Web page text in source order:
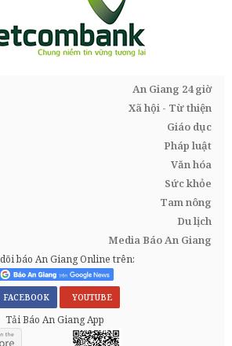
An Giang 24 giờ
Xã hội - Từ thiện
Giáo dục
Pháp luật
Văn hóa
Sức khỏe
Tam nông
Du lịch
Media Báo An Giang
báo An Giang Online trên:
FACEBOOK YOUTUBE
Tải Báo An Giang App